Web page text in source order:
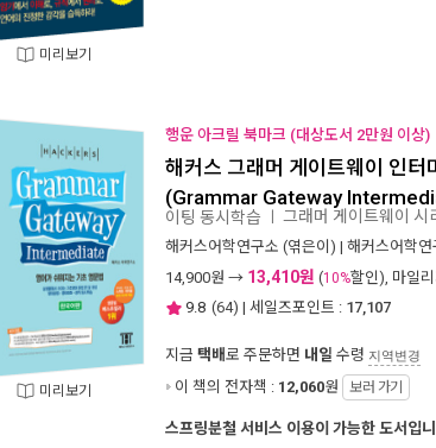
미리보기
미리보기
행운 아크릴 북마크 (대상도서 2만원 이상)
해커스 그래머 게이트웨이 인터
(Grammar Gateway
이팅 동시학습 ㅣ 그래머 게이트웨이 시
해커스어학연구소 (엮은이) | 해커스어학
14,900원 → 13,410원 (10%할인), 마일리
9.8 (64) | 세일즈포인트 : 17,107
지금 택배로 주문하면 내일 수령 지역변경
이 책의 전자책 : 12,060원 보러 가기
스프링분철 서비스 이용이 가능한 도서입